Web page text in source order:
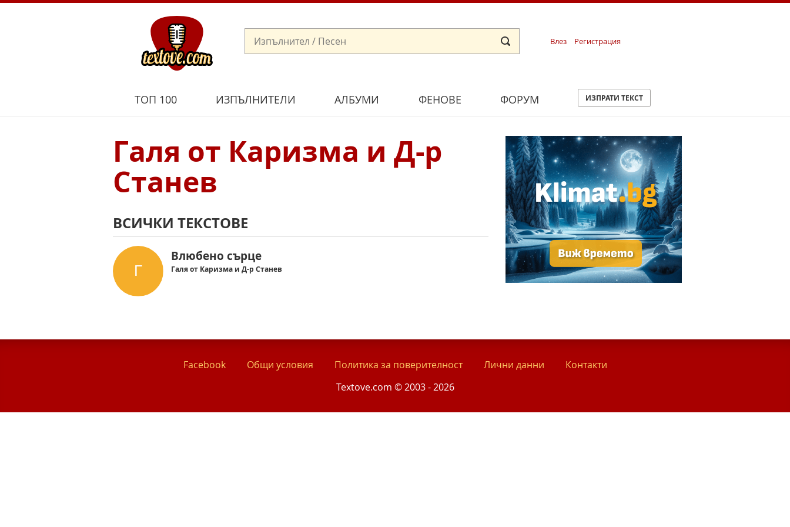
Влез Регистрация
ТОП 100 ИЗПЪЛНИТЕЛИ АЛБУМИ ФЕНОВЕ ФОРУМ ИЗПРАТИ ТЕКСТ
Галя от Каризма и Д-р
Станев
ВСИЧКИ ТЕКСТОВЕ
Влюбено сърце
Галя от Каризма и Д-р Станев
Facebook Общи условия Политика за поверителност Лични данни
Контакти
Textove.com © 2003 - 2026